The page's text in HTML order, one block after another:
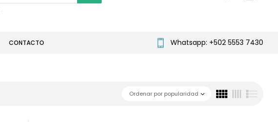
CONTACTO Whatsapp: +502 5553 7430
Ordenar por popularidad